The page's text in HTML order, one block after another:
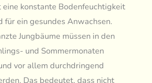
eine konstante Bodenfeuchtigkeit
für ein gesundes Anwachsen.
Jungbäume müssen in den
und Sommermonaten
vor allem durchdringend
Das bedeutet, dass nicht